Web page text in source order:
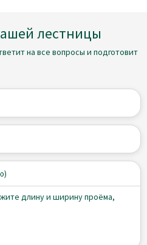
лестницы
на все вопросы и подготовит